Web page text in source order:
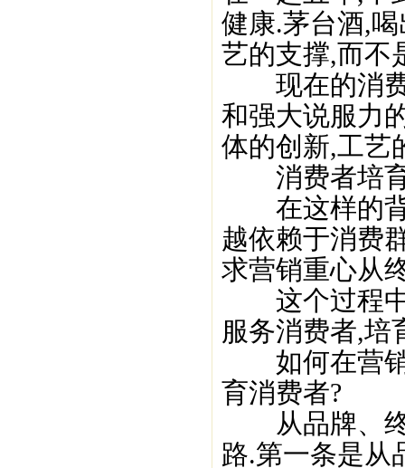
健康.茅台酒,
艺的支撑,而不
现在的消费
和强大说服力
体的创新,工艺
消费者培
在这样的背
越依赖于消费
求营销重心从
这个过程中
服务消费者,培
如何在营销
育消费者?
从品牌、终
路.第一条是从